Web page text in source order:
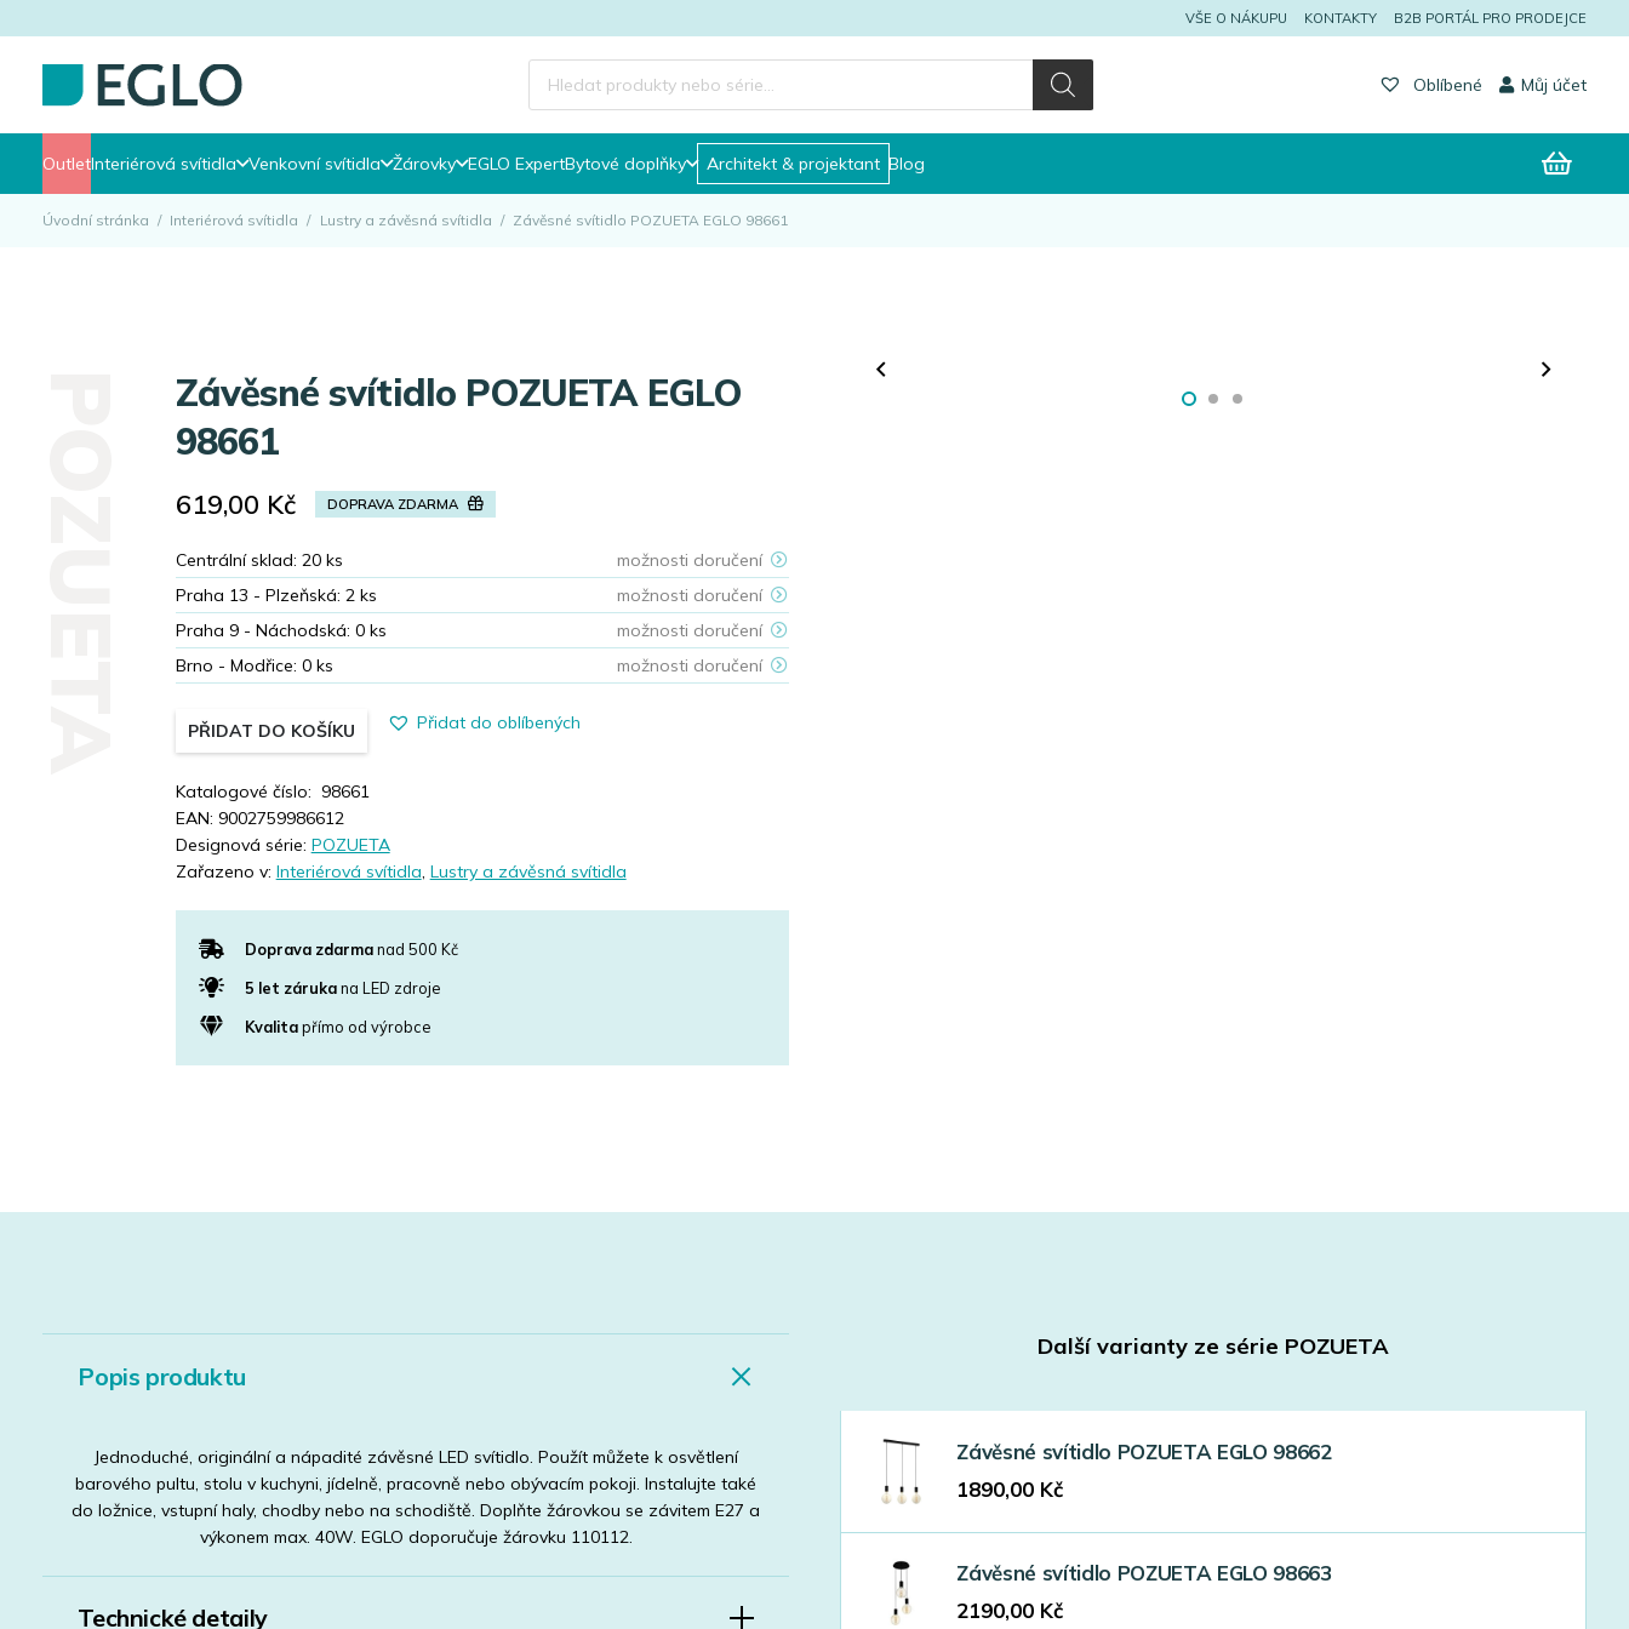
VŠE O NÁKUPU KONTAKTY B2B PORTÁL PRO PRODEJCE
Products
search
Oblíbené Můj účet
OutletInteriérová svítidla Venkovní svítidla Žárovky EGLO ExpertBytové doplňky Architekt & projektant Blog
Úvodní stránka / Interiérová svítidla / Lustry a závěsná svítidla / Závěsné svítidlo POZUETA EGLO 98661
Závěsné svítidlo POZUETA EGLO
98661
619,00 Kč DOPRAVA ZDARMA
Centrální sklad: 20ks
možnosti doručení
Praha 13 - Plzeňská: 2ks
možnosti doručení
Praha 9 - Náchodská: 0ks
možnosti doručení
Brno - Modřice: 0ks možnosti doručení
PŘIDAT DO KOŠÍKU Přidat do oblíbených
Katalogové číslo: 98661
EAN: 9002759986612
Designová série: POZUETA
Zařazeno v: Interiérová svítidla, Lustry a závěsná svítidla
Doprava zdarmanad 500 Kč
5 let zárukana LED zdroje
Kvalitapřímo od výrobce
Popis produktu
Jednoduché, originální a nápadité závěsné LED svítidlo. Použít můžete k osvětlení
barového pultu, stolu v kuchyni, jídelně, pracovně nebo obývacím pokoji. Instalujte také
do ložnice, vstupní haly, chodby nebo na schodiště. Doplňte žárovkou se závitem E27 a
výkonem max. 40W. EGLO doporučuje žárovku 110112.
Technické detaily
Další varianty ze série POZUETA
Závěsné svítidlo POZUETA EGLO 98662
1890,00 Kč
Závěsné svítidlo POZUETA EGLO 98663
2190,00 Kč